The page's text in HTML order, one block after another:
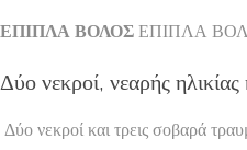
ΕΠΙΠΛΑ ΒΟΛΟΣ ΕΠΙΠΛΑ
Δύο νεκροί, νεαρής
Δύο νεκροί και τρεις σοβαρά